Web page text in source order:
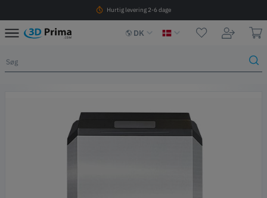
Hurtig levering 2-6 dage
DK